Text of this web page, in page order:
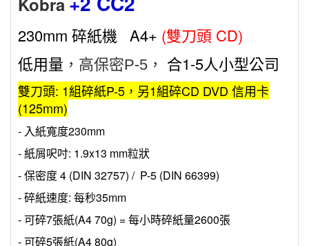
230mm 碎紙機 A4+ (雙刀頭 CD)
低用量 ，高保密P-5 ， 合1-5人小型公司
雙刀頭: 1組碎紙P-5，另1組碎CD DVD 信用卡
(125mm)
- 入紙寬度230mm
- 紙屑呎吋: 1.9x13 mm粒狀
- 保密度 4 (DIN 32757) / P-5 (DIN 66399)
- 碎紙速度: 每秒35mm
- 可碎7張紙(A4 70g) = 每小時碎紙量2600張
- 可碎5張紙(A4 80g)